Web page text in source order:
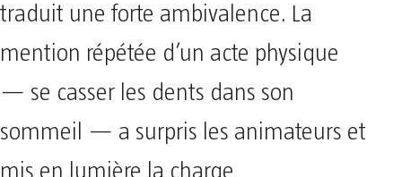
traduit une forte ambivalence. La
mention répétée d’un acte physique
— se casser les dents dans son
sommeil — a surpris les animateurs et
mis en lumière la charge